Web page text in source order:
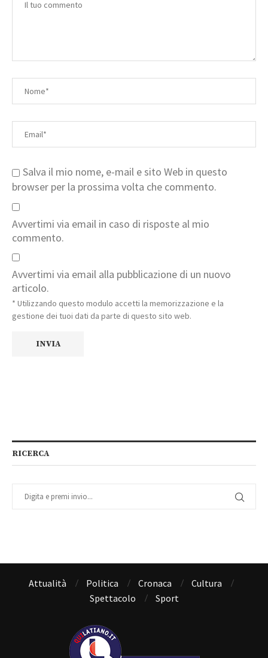
Salva il mio nome, e-mail e sito Web in questo
browser per la prossima volta che commento.
Avvertimi via email in caso di risposte al mio
commento.
Avvertimi via email alla pubblicazione di un nuovo
articolo.
* Utilizzando questo modulo accetti la memorizzazione e la
gestione dei tuoi dati da parte di questo sito web.
RICERCA
Attualità Politica Cronaca
Cultura
Spettacolo
Sport